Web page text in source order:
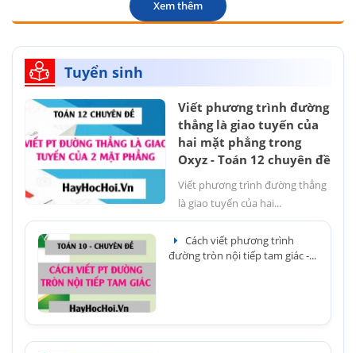
Xem thêm
Tuyển sinh
Viết phương trình đường
thẳng là giao tuyến của
hai mặt phẳng trong
Oxyz - Toán 12 chuyên đề
Viết phương trình đường thẳng
là giao tuyến của hai...
Cách viết phương trình
đường tròn nội tiếp tam giác -...